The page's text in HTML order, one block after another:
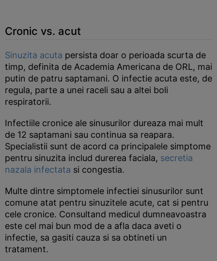
Cronic vs. acut
Sinuzita acuta persista doar o perioada scurta de
timp, definita de Academia Americana de ORL, mai
putin de patru saptamani. O infectie acuta este, de
regula, parte a unei raceli sau a altei boli
respiratorii.
Infectiile cronice ale sinusurilor dureaza mai mult
de 12 saptamani sau continua sa reapara.
Specialistii sunt de acord ca principalele simptome
pentru sinuzita includ durerea faciala, secretia
nazala infectata si congestia.
Multe dintre simptomele infectiei sinusurilor sunt
comune atat pentru sinuzitele acute, cat si pentru
cele cronice. Consultand medicul dumneavoastra
este cel mai bun mod de a afla daca aveti o
infectie, sa gasiti cauza si sa obtineti un
tratament.